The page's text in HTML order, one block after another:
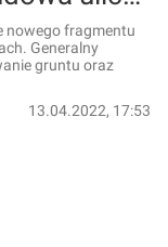
nowego fragmentu
Generalny
gruntu oraz
13.04.2022, 17:53